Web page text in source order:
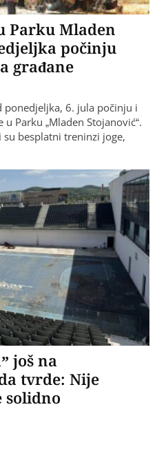
Parku Mladen
počinju
građane
ponedjeljka, 6. jula počinju i
Parku „Mladen Stojanović“.
besplatni treninzi joge,
još na
tvrde: Nije
solidno